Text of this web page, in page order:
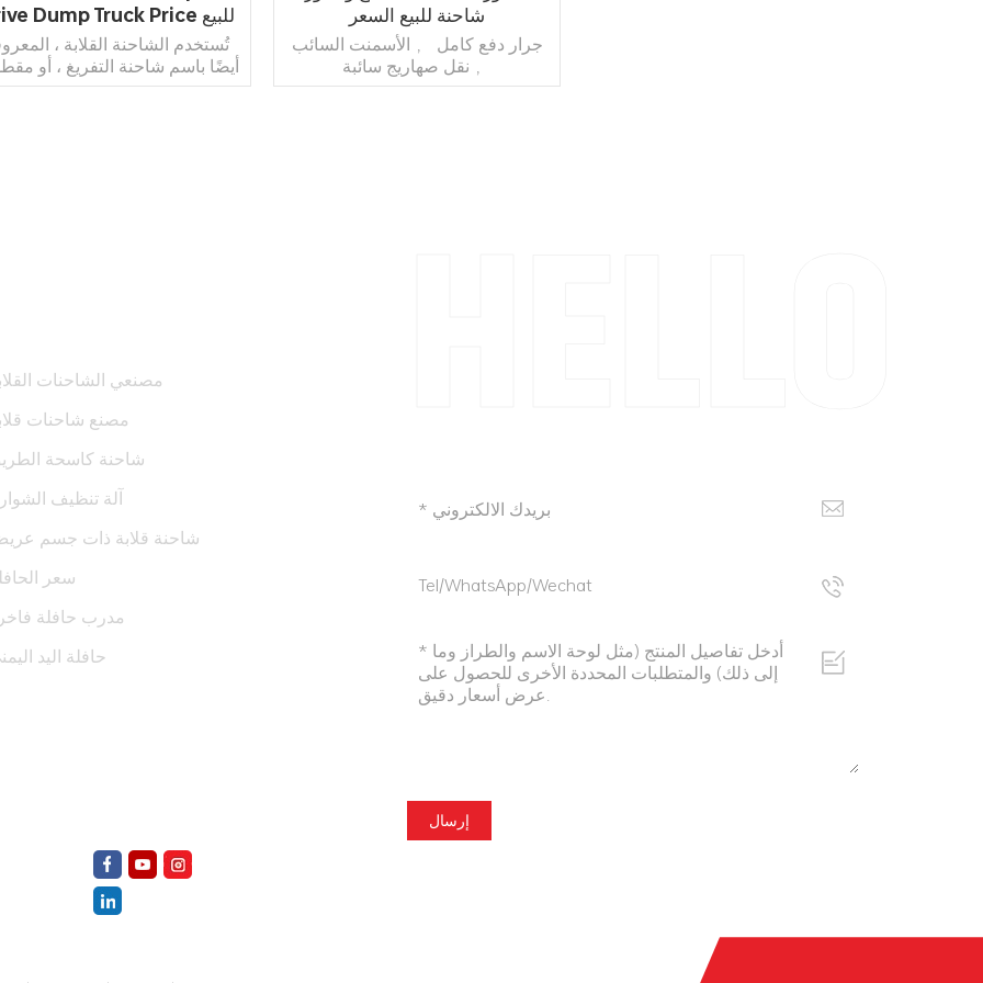
Drive Dump Truck Price للبيع
تُستخدم الشاحنة القلابة ،
أيضًا باسم شاحنة التفريغ ، أو
التفريغ ، أو مقطورة قلابة ، أو
شاحنة للبيع السعر
جرار دفع كامل ， الأسمنت السائب
， نقل صهاريج سائبة
مصنعي الشاحنات
مصنع شاحنات
شاحنة كاسحة
آلة تنظيف
شاحنة قلابة ذات جسم
سعر
مدرب حافلة
حافلة اليد
إرسال